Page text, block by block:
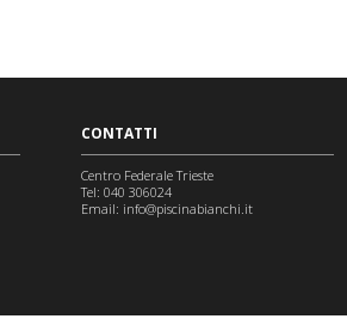
CONTATTI
Centro Federale Trieste
Tel: 040 306024
Email: info@piscinabianchi.it